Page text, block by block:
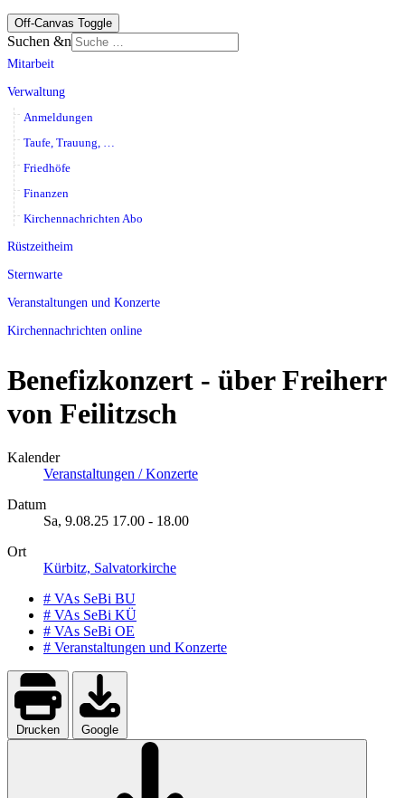
Off-Canvas Toggle
Suchen &n
Mitarbeit
Verwaltung
Anmeldungen
Taufe, Trauung, …
Friedhöfe
Finanzen
Kirchennachrichten Abo
Rüstzeitheim
Sternwarte
Veranstaltungen und Konzerte
Kirchennachrichten online
Benefizkonzert - über Freiherr
von Feilitzsch
Kalender
Veranstaltungen / Konzerte
Datum
Sa, 9.08.25 17.00 - 18.00
Ort
Kürbitz, Salvatorkirche
# VAs SeBi BU
# VAs SeBi KÜ
# VAs SeBi OE
# Veranstaltungen und Konzerte
Drucken Google